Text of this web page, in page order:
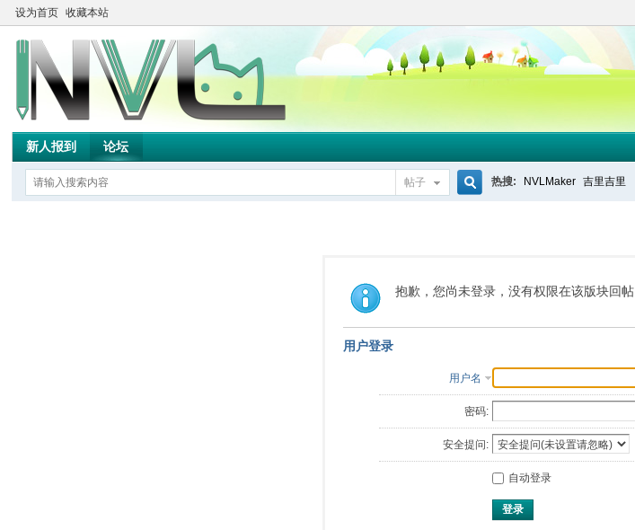
设为首页 收藏本站
新人报到 论坛
帖子
索
热搜: NVLMaker 吉里吉里
抱歉，您尚未登录，没有权限在该版块回帖
用户登录
用户名
密码:
安全提问:
自动登录
登录